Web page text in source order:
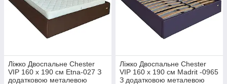
Ліжко Двоспальне Chester
VIP 160 х 190 см Etna-027 З
додатковою металевою
Ліжко Двоспальне Chester
VIP 160 х 190 см Madrit -0965
З додатковою металевою